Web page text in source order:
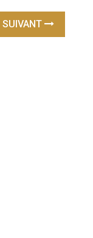
SUIVANT